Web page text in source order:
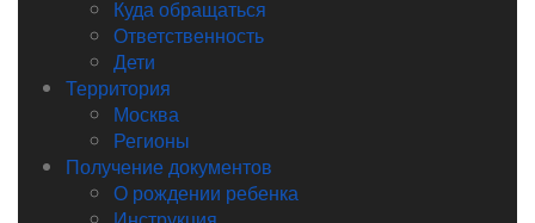
Куда обращаться
Ответственность
Дети
Территория
Москва
Регионы
Получение документов
О рождении ребенка